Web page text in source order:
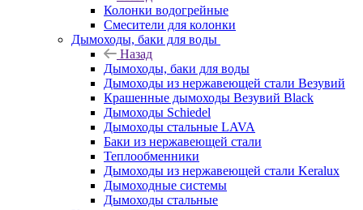
Колонки водогрейные
Смесители для колонки
Дымоходы, баки для воды
Назад
Дымоходы, баки для воды
Дымоходы из нержавеющей стали Везувий
Крашенные дымоходы Везувий Black
Дымоходы Schiedel
Дымоходы стальные LAVA
Баки из нержавеющей стали
Теплообменники
Дымоходы из нержавеющей стали Keralux
Дымоходные системы
Дымоходы стальные